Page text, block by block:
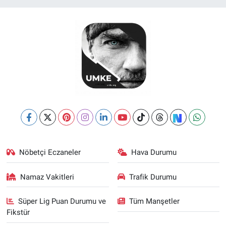
Nöbetçi Eczaneler Hava Durumu
Namaz Vakitleri Trafik Durumu
Süper Lig Puan Durumu ve
Fikstür
Tüm Manşetler